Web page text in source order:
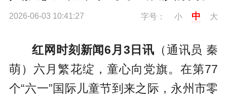
2026-06-03 10:41:27 字号： 小 中 大
红网时刻新闻6月3日讯 （通讯员 秦
萌）六月繁花绽，童心向党旗。在第77
个“六一”国际儿童节到来之际，永州市零